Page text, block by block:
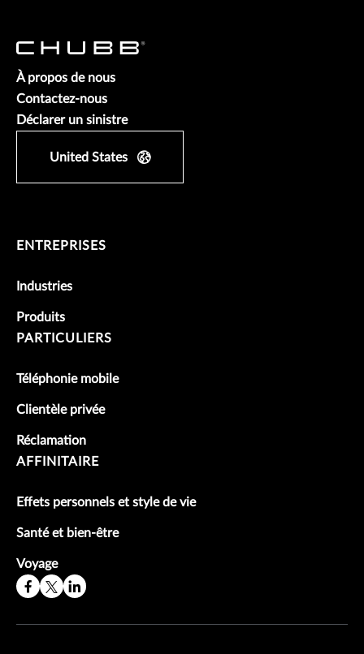
À propos de nous
Contactez-nous
Déclarer un sinistre
United States
ENTREPRISES
Industries
Produits
PARTICULIERS
Téléphonie mobile
Clientèle privée
Réclamation
AFFINITAIRE
Effets personnels et style de vie
Santé et bien-être
Voyage